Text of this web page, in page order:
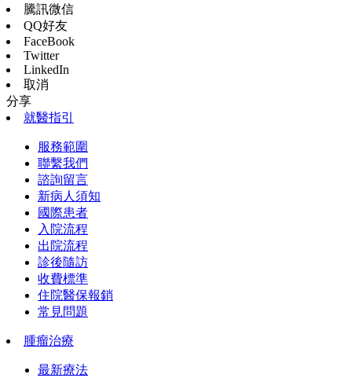
騰訊微信
QQ好友
FaceBook
Twitter
LinkedIn
取消
分享
就醫指引
服務範圍
聯繫我們
諮詢留言
新病人須知
國際患者
入院流程
出院流程
診後隨訪
收費標準
住院醫保報銷
常見問題
腫瘤治療
最新療法